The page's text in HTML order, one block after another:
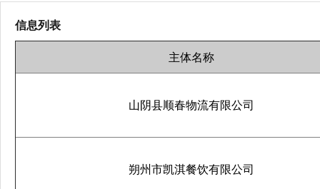
信息列表
主体名称
山阴县顺春物流有限公司
朔州市凯淇餐饮有限公司